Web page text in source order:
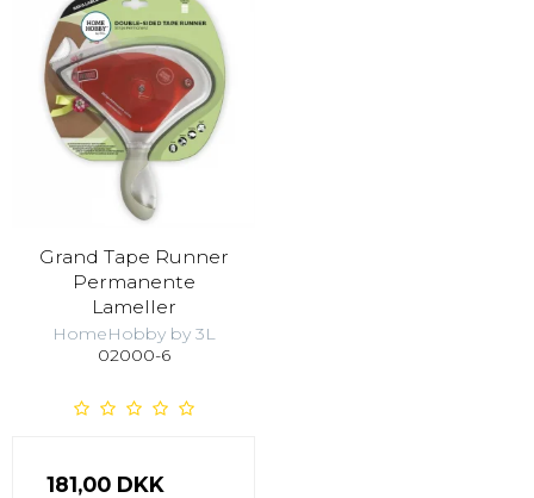
Grand Tape Runner
Permanente
Lameller
HomeHobby by 3L
02000-6
181,00 DKK